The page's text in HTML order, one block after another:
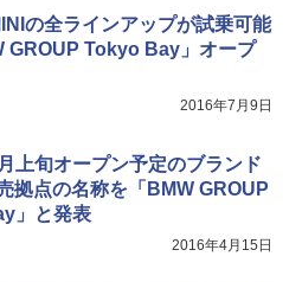
の全ラインアップが試乗可能
GROUP Tokyo Bay」オープ
2016年7月9日
上旬オープン予定のブランド
拠点の名称を「BMW GROUP
」と発表
2016年4月15日